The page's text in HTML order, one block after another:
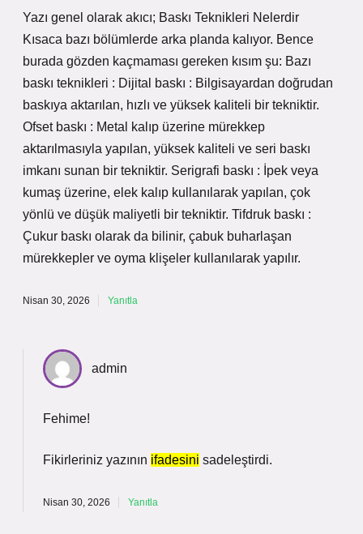
Yazı genel olarak akıcı; Baskı Teknikleri Nelerdir
Kısaca bazı bölümlerde arka planda kalıyor. Bence
burada gözden kaçmaması gereken kısım şu: Bazı
baskı teknikleri : Dijital baskı : Bilgisayardan doğrudan
baskıya aktarılan, hızlı ve yüksek kaliteli bir tekniktir.
Ofset baskı : Metal kalıp üzerine mürekkep
aktarılmasıyla yapılan, yüksek kaliteli ve seri baskı
imkanı sunan bir tekniktir. Serigrafi baskı : İpek veya
kumaş üzerine, elek kalıp kullanılarak yapılan, çok
yönlü ve düşük maliyetli bir tekniktir. Tifdruk baskı :
Çukur baskı olarak da bilinir, çabuk buharlaşan
mürekkepler ve oyma klişeler kullanılarak yapılır.
Nisan 30, 2026 Yanıtla
admin
Fehime!
Fikirleriniz yazının ifadesini sadeleştirdi.
Nisan 30, 2026 Yanıtla